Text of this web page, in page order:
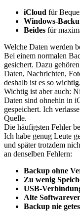
iCloud für
Windows-
Beides für
Welche Daten werden
Bei einem normalen
gesichert. Dazu
Daten, Nachrichten,
deshalb ist es so
Wichtig ist aber auch:
Daten sind ohnehin in
gespeichert. Ich
Quelle.
Die häufigsten Fehler
Ich habe genug Leute
und später trotzdem
an denselben Fehlern:
Backup ohne
Zu wenig
USB-
Alte
Backup nie